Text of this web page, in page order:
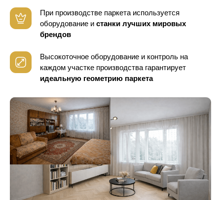
При производстве паркета используется
оборудование и станки лучших мировых
брендов
Высокоточное оборудование и контроль на
каждом участке производства гарантирует
идеальную геометрию паркета